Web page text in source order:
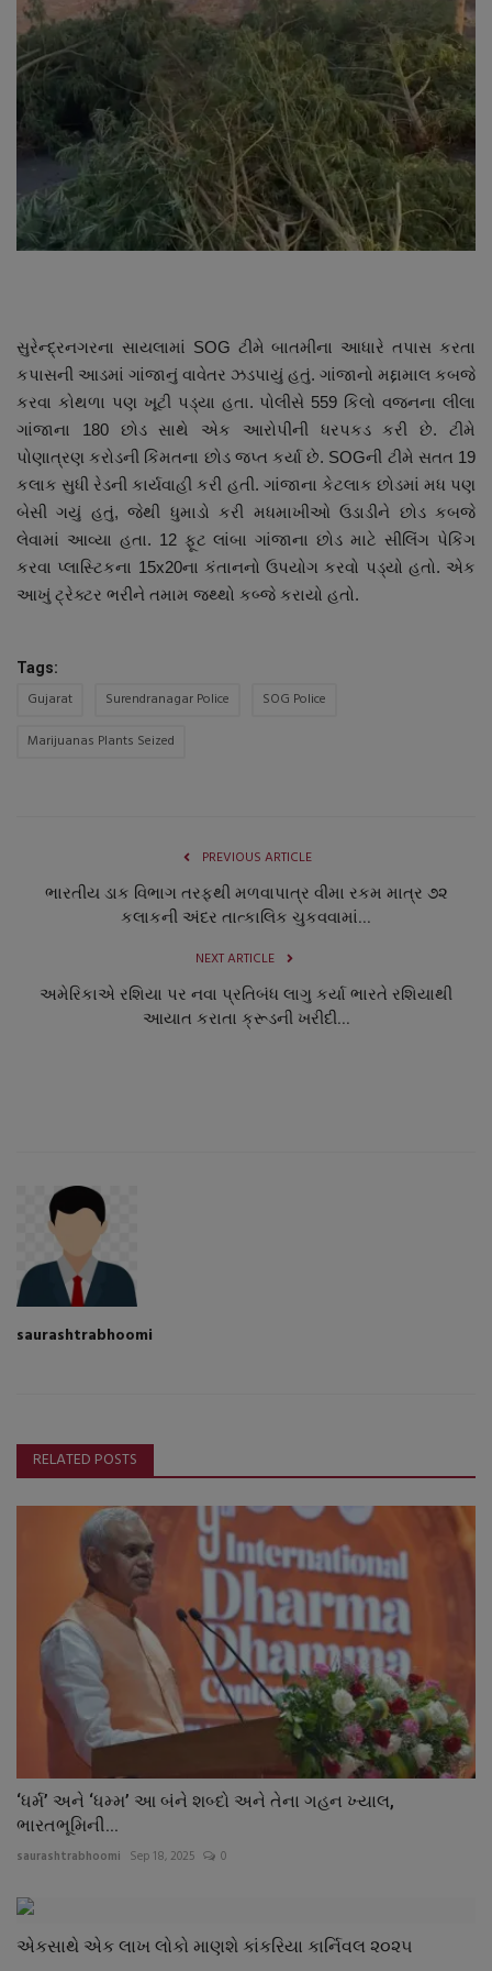
About Author
Contact
Dipotsav Special
આંતરરાષ્ટ્રીય
રાષ્ટ્રીય
જુનાગઢ
Support US
બજારના સમાચાર
નાણાંકીય સમાચાર
સ્થાનિક સમાચાર
રાશિફળ
ગુનાખોરી
સુરેન્દ્રનગરના સાયલામાં SOG ટીમે બાતમીના આધારે તપાસ કરતા
કપાસની આડમાં ગાંજાનું વાવેતર ઝડપાયું હતું. ગાંજાનો મદ્દામાલ કબજે
કરવા કોથળા પણ ખૂટી પડ્યા હતા. પોલીસે 559 કિલો વજનના લીલા
ગાંજાના 180 છોડ સાથે એક આરોપીની ધરપકડ કરી છે. ટીમે
પોણાત્રણ કરોડની કિંમતના છોડ જપ્ત કર્યા છે. SOGની ટીમે સતત 19
કલાક સુધી રેડની કાર્યવાહી કરી હતી. ગાંજાના કેટલાક છોડમાં મધ પણ
બેસી ગયું હતું, જેથી ધુમાડો કરી મધમાખીઓ ઉડાડીને છોડ કબજે
લેવામાં આવ્યા હતા. 12 ફૂટ લાંબા ગાંજાના છોડ માટે સીલિંગ પેકિંગ
કરવા પ્લાસ્ટિકના 15x20ના કંતાનનો ઉપયોગ કરવો પડ્યો હતો. એક
આખું ટ્રેક્ટર ભરીને તમામ જથ્થો કબ્જે કરાયો હતો.
Tags:
Gujarat Surendranagar Police
SOG Police
Marijuanas Plants Seized
PREVIOUS ARTICLE
ભારતીય ડાક વિભાગ તરફથી મળવાપાત્ર વીમા રકમ માત્ર ૭૨
કલાકની અંદર તાત્કાલિક ચુકવવામાં...
NEXT ARTICLE
અમેરિકાએ રશિયા પર નવા પ્રતિબંધ લાગુ કર્યા ભારતે રશિયાથી
આયાત કરાતા ક્રૂડની ખરીદી...
saurashtrabhoomi
RELATED POSTS
‘ધર્મ’ અને ‘ધમ્મ’ આ બંને શબ્દો અને તેના ગહન ખ્યાલ,
ભારતભૂમિની...
saurashtrabhoomi Sep 18, 2025 0
એકસાથે એક લાખ લોકો માણશે કાંકરિયા કાર્નિવલ ૨૦૨૫